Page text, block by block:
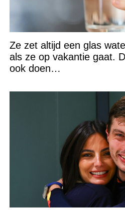
Ze zet altijd een glas
als ze op vakantie gaat.
ook doen…